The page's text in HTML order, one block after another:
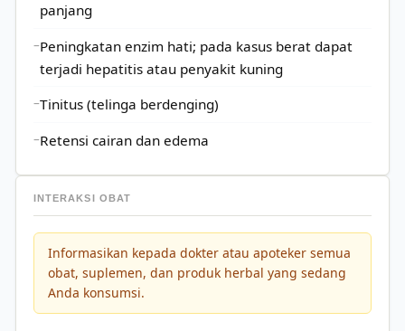
panjang
Peningkatan enzim hati; pada kasus berat dapat
terjadi hepatitis atau penyakit kuning
Tinitus (telinga berdenging)
Retensi cairan dan edema
INTERAKSI OBAT
Informasikan kepada dokter atau apoteker semua
obat, suplemen, dan produk herbal yang sedang
Anda konsumsi.